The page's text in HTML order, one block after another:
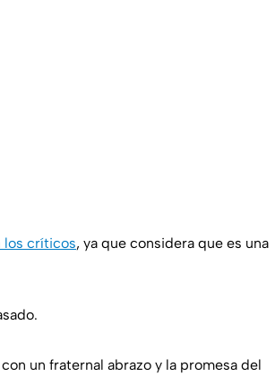
los críticos, ya que considera que es una
un fraternal abrazo y la promesa del